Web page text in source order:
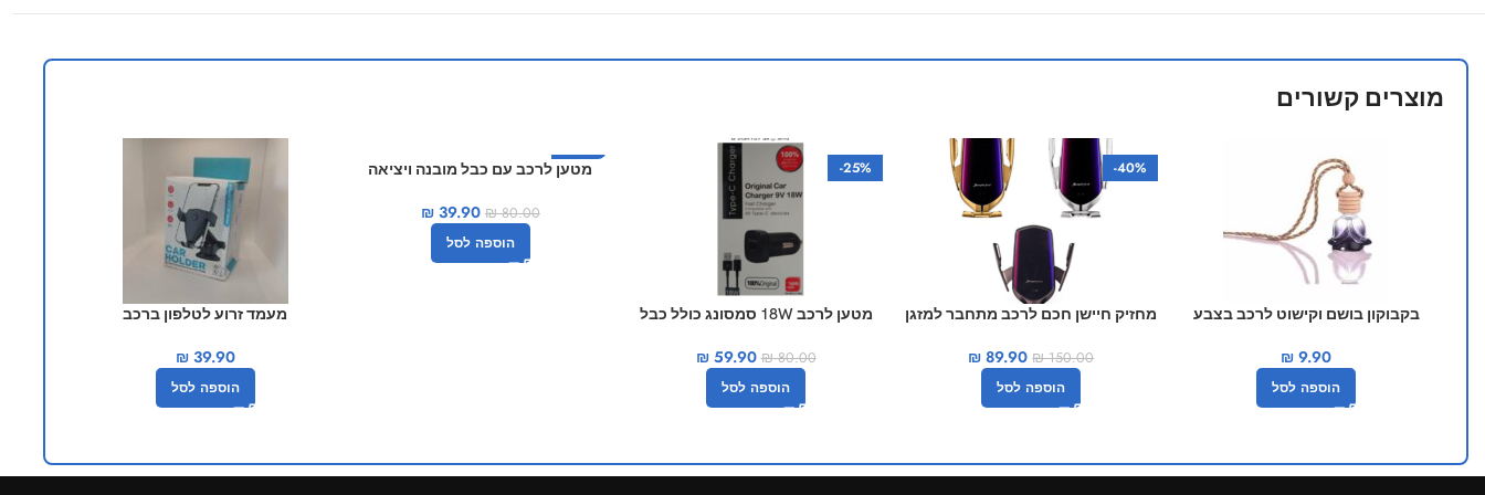
מוצרים קשורים
בקבוקון בושם וקישוט לרכב בצבע
₪ 9.90
הוספה לסל
-40%
מחזיק חיישן חכם לרכב מתחבר למזגן
₪150.00
₪ 89.90
הוספה לסל
-25%
מטען לרכב 18W סמסונג כולל כבל
₪80.00
₪59.90
הוספה לסל
-50%
מטען לרכב עם כבל מובנה ויציאה
₪80.00
₪39.90
הוספה לסל
מעמד זרוע לטלפון ברכב
₪39.90
הוספה לסל